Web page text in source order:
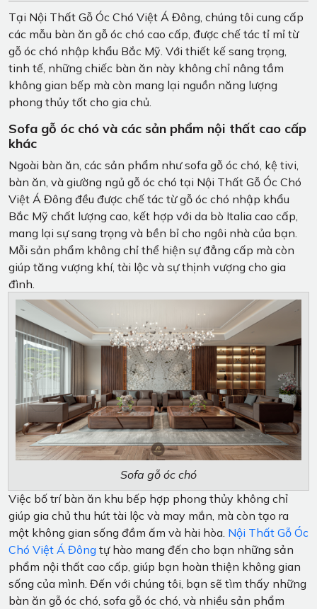
Tại Nội Thất Gỗ Óc Chó Việt Á Đông, chúng tôi cung cấp
các mẫu bàn ăn gỗ óc chó cao cấp, được chế tác tỉ mỉ từ
gỗ óc chó nhập khẩu Bắc Mỹ. Với thiết kế sang trọng,
tinh tế, những chiếc bàn ăn này không chỉ nâng tầm
không gian bếp mà còn mang lại nguồn năng lượng
phong thủy tốt cho gia chủ.
Sofa gỗ óc chó và các sản phẩm nội thất cao cấp
khác
Ngoài bàn ăn, các sản phẩm như sofa gỗ óc chó, kệ tivi,
bàn ăn, và giường ngủ gỗ óc chó tại Nội Thất Gỗ Óc Chó
Việt Á Đông đều được chế tác từ gỗ óc chó nhập khẩu
Bắc Mỹ chất lượng cao, kết hợp với da bò Italia cao cấp,
mang lại sự sang trọng và bền bỉ cho ngôi nhà của bạn.
Mỗi sản phẩm không chỉ thể hiện sự đẳng cấp mà còn
giúp tăng vượng khí, tài lộc và sự thịnh vượng cho gia
đình.
Sofa gỗ óc chó
Việc bố trí bàn ăn khu bếp hợp phong thủy không chỉ
giúp gia chủ thu hút tài lộc và may mắn, mà còn tạo ra
một không gian sống đầm ấm và hài hòa. Nội Thất Gỗ Óc
Chó Việt Á Đông tự hào mang đến cho bạn những sản
phẩm nội thất cao cấp, giúp bạn hoàn thiện không gian
sống của mình. Đến với chúng tôi, bạn sẽ tìm thấy những
bàn ăn gỗ óc chó, sofa gỗ óc chó, và nhiều sản phẩm